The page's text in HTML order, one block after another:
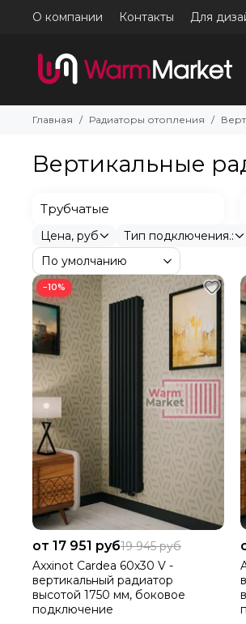
О компании Контакты Для
Главная Радиаторы отопления
Вертикальные
Трубчатые
Цена, руб Тип подключения.:
−10%
от 17 951 руб19 945 руб
Axxinot Cardea 60х30 V -
вертикальный радиатор
высотой 1750 мм, боковое
подключение